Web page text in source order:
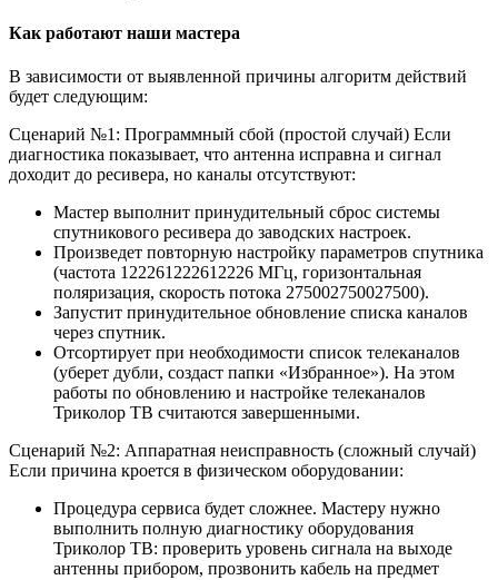
Как работают наши мастера
В зависимости от выявленной причины алгоритм действий
будет следующим:
Сценарий №1: Программный сбой (простой случай) Если
диагностика показывает, что антенна исправна и сигнал
доходит до ресивера, но каналы отсутствуют:
Мастер выполнит принудительный сброс системы
спутникового ресивера до заводских настроек.
Произведет повторную настройку параметров спутника
(частота 122261222612226 МГц, горизонтальная
поляризация, скорость потока 275002750027500).
Запустит принудительное обновление списка каналов
через спутник.
Отсортирует при необходимости список телеканалов
(уберет дубли, создаст папки «Избранное»). На этом
работы по обновлению и настройке телеканалов
Триколор ТВ считаются завершенными.
Сценарий №2: Аппаратная неисправность (сложный случай)
Если причина кроется в физическом оборудовании:
Процедура сервиса будет сложнее. Мастеру нужно
выполнить полную диагностику оборудования
Триколор ТВ: проверить уровень сигнала на выходе
антенны прибором, прозвонить кабель на предмет